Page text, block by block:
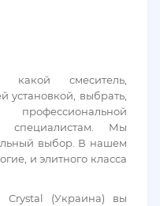
смеситель,
выбрать,
специалистам. Мы
выбор. В нашем
и элитного класса
Crystal (Украина) вы